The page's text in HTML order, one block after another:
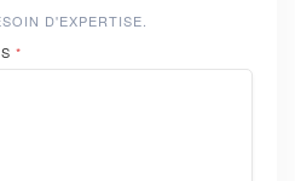
D'EXPERTISE.
*